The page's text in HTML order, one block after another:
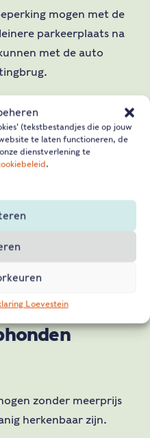
(tekstbestandjes die op jouw
te laten functioneren, de
dienstverlening te
.
Loevestein
mogen met de
parkeerplaats na
met de auto
in de vesting. Buiten
kunnen bij de kassa
een beperkte
zonder meerprijs
herkenbaar zijn.